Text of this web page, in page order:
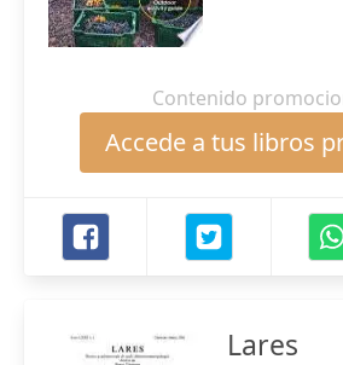
Contenido
Accede a tus libros
Lares